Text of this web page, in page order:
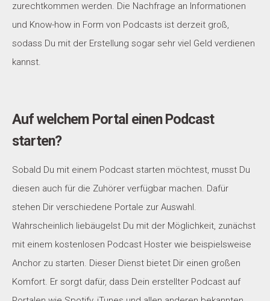
zurechtkommen werden. Die Nachfrage an Informationen
und Know-how in Form von Podcasts ist derzeit groß,
sodass Du mit der Erstellung sogar sehr viel Geld verdienen
kannst.
Auf welchem Portal einen Podcast
starten?
Sobald Du mit einem Podcast starten möchtest, musst Du
diesen auch für die Zuhörer verfügbar machen. Dafür
stehen Dir verschiedene Portale zur Auswahl.
Wahrscheinlich liebäugelst Du mit der Möglichkeit, zunächst
mit einem kostenlosen Podcast Hoster wie beispielsweise
Anchor zu starten. Dieser Dienst bietet Dir einen großen
Komfort. Er sorgt dafür, dass Dein erstellter Podcast auf